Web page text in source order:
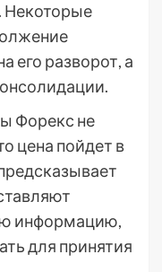
Некоторые
его разворот, а
Форекс не
цена пойдет в
информацию,
для принятия